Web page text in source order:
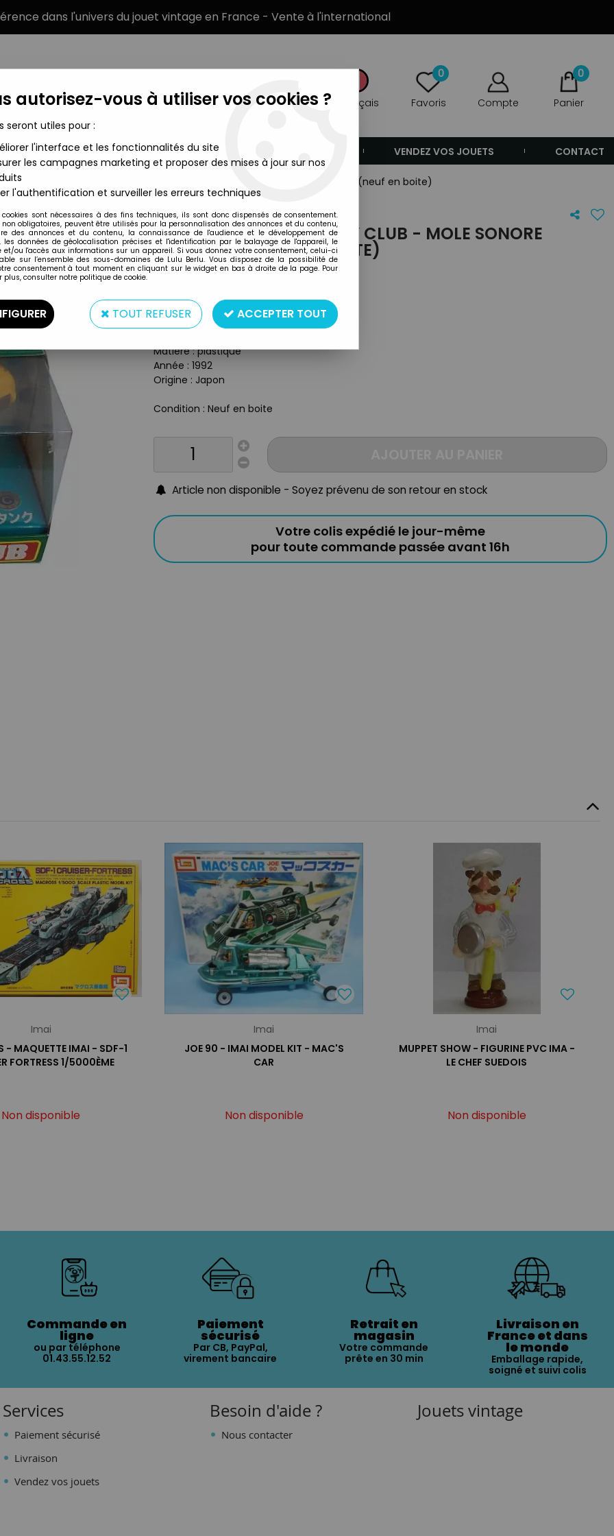
dans l'univers du jouet vintage en France - Vente à l'international
Français
0
Favoris Compte
0
Panier
MARQUES TYPE DE PRODUIT VENDEZ VOS JOUETS CONTACT
& Playset Thunderbirds - CD Boy Club - Mole sonore Plastique (neuf en boite)
Imai
THUNDERBIRDS - CD BOY CLUB - MOLE SONORE
PLASTIQUE (NEUF EN BOITE)
Type : Vehicule sonore
Matière : plastique
Année : 1992
Origine : Japon
Condition : Neuf en boite
Article non disponible - Soyez prévenu de son retour en stock
Votre colis expédié le jour-même
pour toute commande passée avant 16h
Imai
- MAQUETTE IMAI - SDF-1
FORTRESS 1/5000ÈME
Non disponible
Imai
JOE 90 - IMAI MODEL KIT - MAC'S
CAR
Non disponible
Imai
MUPPET SHOW - FIGURINE PVC IMA -
LE CHEF SUEDOIS
Non disponible
Commande en
ligne
ou par téléphone
01.43.55.12.52
Paiement
sécurisé
Par CB, PayPal,
virement bancaire
Retrait en
magasin
Votre commande
prête en 30 min
Livraison en
France et dans
le monde
Emballage rapide,
soigné et suivi colis
Services
Paiement sécurisé
Livraison
Vendez vos jouets
Besoin d'aide ?
Nous contacter
Jouets vintage
autorisez-vous à utiliser vos cookies ?
seront utiles pour :
l'interface et les fonctionnalités du site
les campagnes marketing et proposer des mises à jour sur nos
l'authentification et surveiller les erreurs techniques
cookies sont nécessaires à des fins techniques, ils sont donc dispensés de consentement.
non obligatoires, peuvent être utilisés pour la personnalisation des annonces et du contenu,
des annonces et du contenu, la connaissance de l'audience et le développement de
les données de géolocalisation précises et l'identification par le balayage de l'appareil, le
et/ou l'accès aux informations sur un appareil. Si vous donnez votre consentement, celui-ci
sur l’ensemble des sous-domaines de Lulu Berlu. Vous disposez de la possibilité de
consentement à tout moment en cliquant sur le widget en bas à droite de la page. Pour
plus, consulter notre politique de cookie.
TOUT REFUSER ACCEPTER TOUT